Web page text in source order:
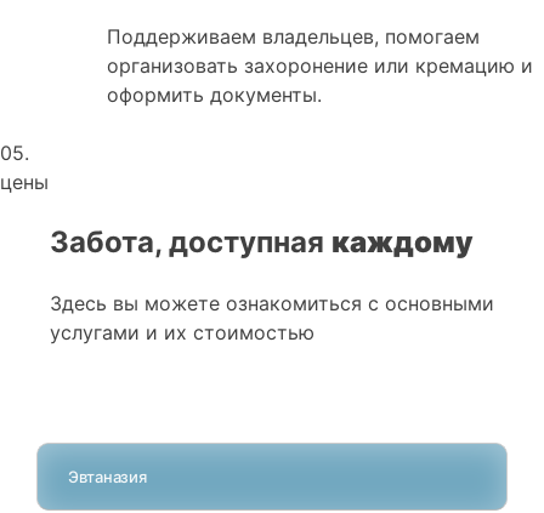
Поддерживаем владельцев, помогаем
организовать захоронение или кремацию и
оформить документы.
05.
цены
Забота, доступная каждому
Здесь вы можете ознакомиться с основными
услугами и их стоимостью
Эвтаназия